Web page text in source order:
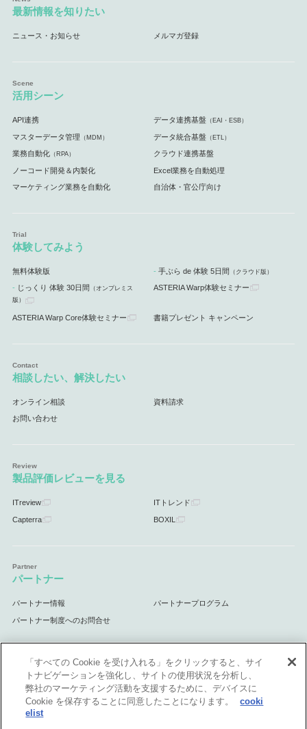
最新情報を知りたい
ニュース・お知らせ メルマガ登録
活用シーン
API連携 データ連携基盤 （EAI・ESB）
マスターデータ管理 （MDM） データ統合基盤 （ETL）
業務自動化（RPA） クラウド連携基盤
ノーコード開発＆内製化 Excel業務を自動処理
マーケティング業務を自動化 自治体・官公庁向け
体験してみよう
無料体験版 手ぶら de 体験 5日間 （クラウド版）
じっくり 体験 30日間 （オンプレミス
版）
ASTERIA Warp体験セミナー
ASTERIA Warp Core体験セミナー 書籍プレゼント キャンペーン
相談したい、解決したい
オンライン相談 資料請求
お問い合わせ
製品評価レビューを見る
ITreview ITトレンド
Capterra BOXIL
パートナー
パートナー情報 パートナープログラム
パートナー制度へのお問合せ
サポート
サポート情報
「すべての Cookie を受け入れる」をクリックすると、サイ
トナビゲーションを強化し、サイトの使用状況を分析し、
弊社のマーケティング活動を支援するために、デバイスに
Cookie を保存することに同意したことになります。
cooki
elist